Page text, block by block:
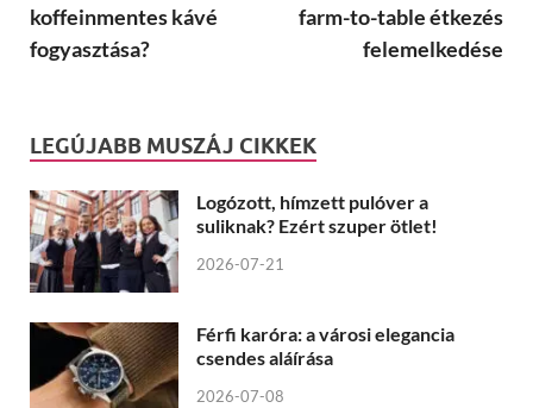
koffeinmentes kávé
fogyasztása?
farm-to-table étkezés
felemelkedése
LEGÚJABB MUSZÁJ CIKKEK
Logózott, hímzett pulóver a
suliknak? Ezért szuper ötlet!
2026-07-21
Férfi karóra: a városi elegancia
csendes aláírása
2026-07-08